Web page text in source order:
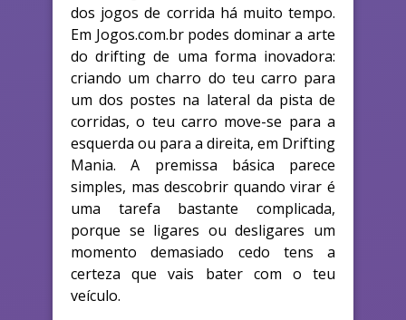
dos jogos de corrida há muito tempo.
Em Jogos.com.br podes dominar a arte
do drifting de uma forma inovadora:
criando um charro do teu carro para
um dos postes na lateral da pista de
corridas, o teu carro move-se para a
esquerda ou para a direita, em Drifting
Mania. A premissa básica parece
simples, mas descobrir quando virar é
uma tarefa bastante complicada,
porque se ligares ou desligares um
momento demasiado cedo tens a
certeza que vais bater com o teu
veículo.